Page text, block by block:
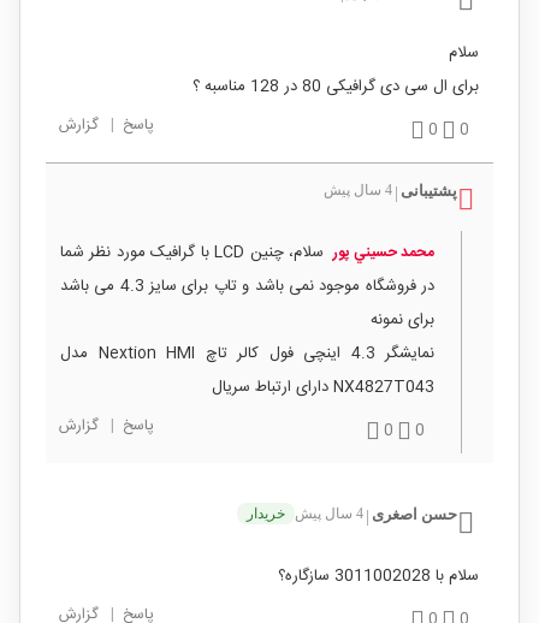
سلام
برای ال سی دی گرافیکی 80 در 128 مناسبه ؟
0
0 پاسخ | گزارش
پشتیبانی | 4 سال پیش
محمد حسيني پور
سلام، چنین LCD با گرافیک مورد نظر شما
در فروشگاه موجود نمی باشد و تاپ برای سایز 4.3 می باشد
برای نمونه
نمایشگر 4.3 اینچی فول کالر تاچ Nextion HMI مدل
NX4827T043 دارای ارتباط سریال
0
0 پاسخ | گزارش
حسن اصغری | 4 سال پیش خریدار
سلام با 3011002028 سازگاره؟
پاسخ | گزارش